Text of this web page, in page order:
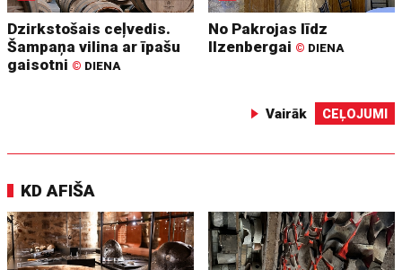
Dzirkstošais ceļvedis.
Šampaņa vilina ar īpašu
gaisotni © DIENA
No Pakrojas līdz
Ilzenbergai © DIENA
Vairāk CEĻOJUMI
KD AFIŠA